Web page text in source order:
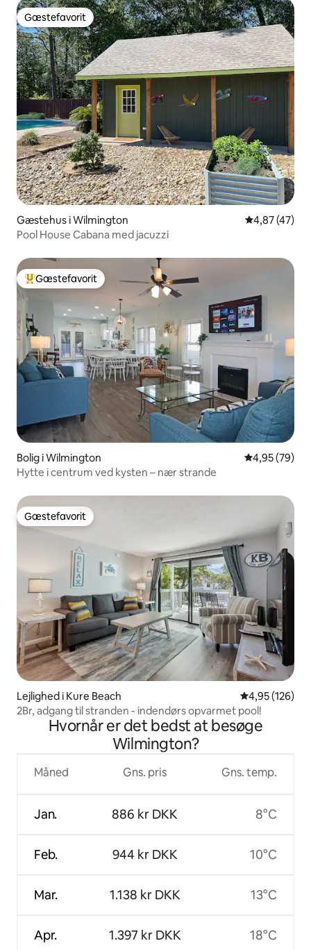
Gæstefavorit
Gæstefavorit
Gæstehus i Wilmington 4,87 ud af 5 i
4,87 (47)
Pool House Cabana med jacuzzi
Bedste gæstefavorit
Gæstefavorit
Bolig i Wilmington 4,95 ud af 5 i
4,95 (79)
Hytte i centrum ved kysten – nær strande
Gæstefavorit
Gæstefavorit
Lejlighed i Kure Beach 4,95 ud af 5 i
4,95 (126)
2Br, adgang til stranden - indendørs opvarmet pool!
Hvornår er det bedst at besøge
Wilmington?
Måned
Jan.
Feb.
Mar.
Apr.
Gns. pris
886 kr DKK
944 kr DKK
1.138 kr DKK
1.397 kr DKK
Gns. temp.
8°C
10°C
13°C
18°C